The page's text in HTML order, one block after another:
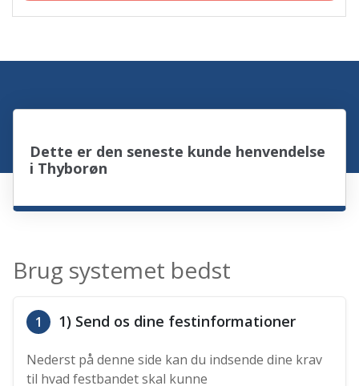
Dette er den seneste kunde henvendelse
i Thyborøn
Brug systemet bedst
1 1) Send os dine festinformationer
Nederst på denne side kan du indsende dine krav
til hvad festbandet skal kunne